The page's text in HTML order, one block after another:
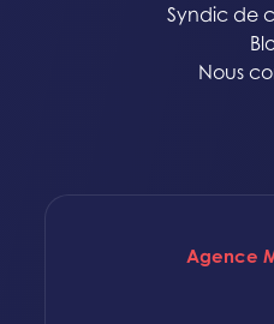
Syndic de
Nous
Agence